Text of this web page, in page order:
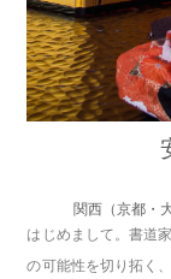
関西（京都・
はじめまして。書道
の可能性を切り拓く